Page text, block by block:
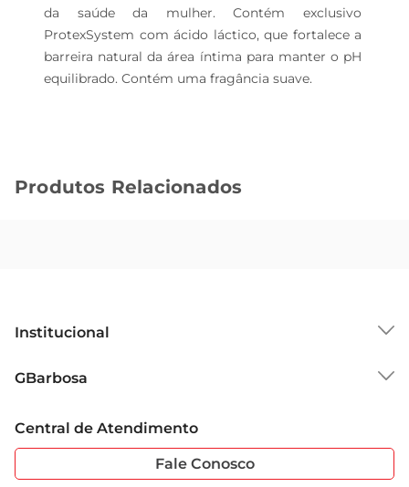
da saúde da mulher. Contém exclusivo
ProtexSystem com ácido láctico, que fortalece a
barreira natural da área íntima para manter o pH
equilibrado. Contém uma fragância suave.
Produtos Relacionados
Institucional
Grupo Cencosud
Sobre Privacidade
Portal do Fornecedo
Nossas Lojas
GBarbosa
Garantia Estendida
Serviços
Central de Atendimento
Fale Conosco